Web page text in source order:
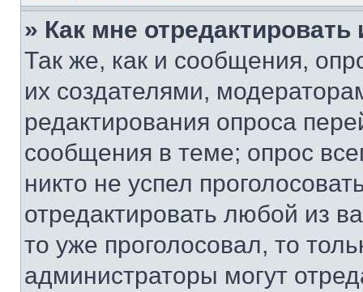
» Как мне
Так же, как и сообщения,
их создателями,
редактирования опроса
сообщения в теме; опрос
никто не успел
отредактировать любой из
то уже проголосовал, то
администраторы могут